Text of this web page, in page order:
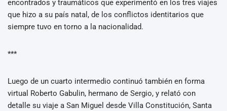
encontrados y traumáticos que experimentó en los tres viajes
que hizo a su país natal, de los conflictos identitarios que
siempre tuvo en torno a la nacionalidad.
***
Luego de un cuarto intermedio continuó también en forma
virtual Roberto Gabulin, hermano de Sergio, y relató con
detalle su viaje a San Miguel desde Villa Constitución, Santa